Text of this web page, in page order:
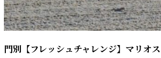
門別【フレッシュチャレンジ】マリオ